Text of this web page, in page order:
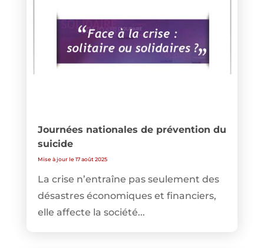
Journées nationales de prévention du
suicide
Mise à jour le 17 août 2025
La crise n’entraîne pas seulement des
désastres économiques et financiers,
elle affecte la société...